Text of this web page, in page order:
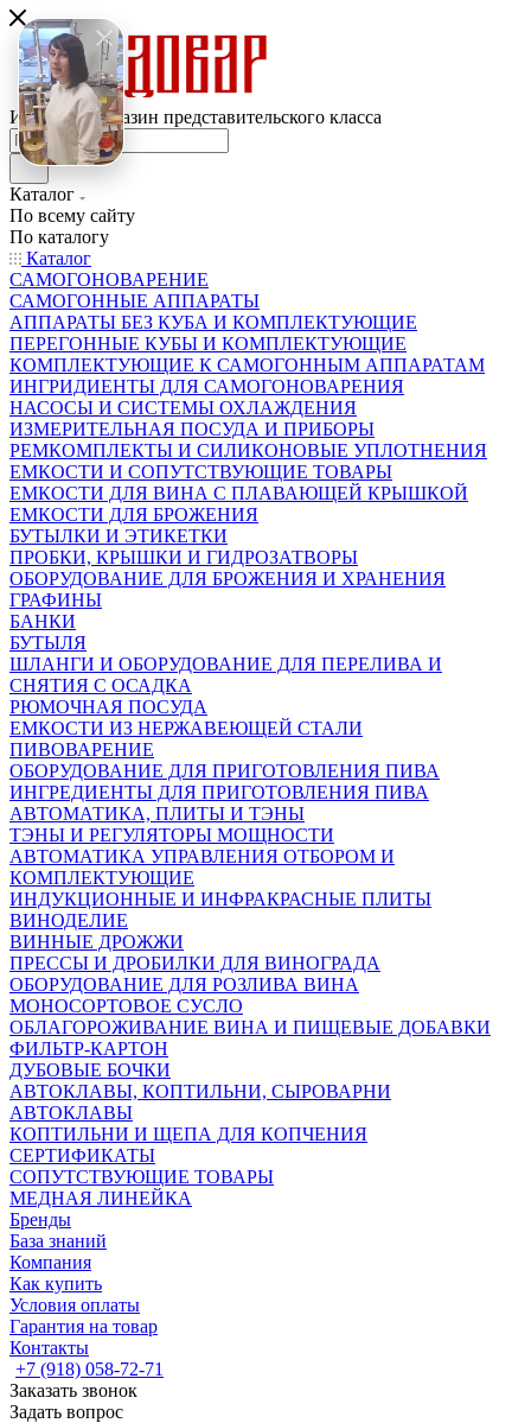
Интернет-магазин представительского класса
Каталог
По всему сайту
По каталогу
Каталог
САМОГОНОВАРЕНИЕ
САМОГОННЫЕ АППАРАТЫ
АППАРАТЫ БЕЗ КУБА И КОМПЛЕКТУЮЩИЕ
ПЕРЕГОННЫЕ КУБЫ И КОМПЛЕКТУЮЩИЕ
КОМПЛЕКТУЮЩИЕ К САМОГОННЫМ АППАРАТАМ
ИНГРИДИЕНТЫ ДЛЯ САМОГОНОВАРЕНИЯ
НАСОСЫ И СИСТЕМЫ ОХЛАЖДЕНИЯ
ИЗМЕРИТЕЛЬНАЯ ПОСУДА И ПРИБОРЫ
РЕМКОМПЛЕКТЫ И СИЛИКОНОВЫЕ УПЛОТНЕНИЯ
ЕМКОСТИ И СОПУТСТВУЮЩИЕ ТОВАРЫ
ЕМКОСТИ ДЛЯ ВИНА С ПЛАВАЮЩЕЙ КРЫШКОЙ
ЕМКОСТИ ДЛЯ БРОЖЕНИЯ
БУТЫЛКИ И ЭТИКЕТКИ
ПРОБКИ, КРЫШКИ И ГИДРОЗАТВОРЫ
ОБОРУДОВАНИЕ ДЛЯ БРОЖЕНИЯ И ХРАНЕНИЯ
ГРАФИНЫ
БАНКИ
БУТЫЛЯ
ШЛАНГИ И ОБОРУДОВАНИЕ ДЛЯ ПЕРЕЛИВА И
СНЯТИЯ С ОСАДКА
РЮМОЧНАЯ ПОСУДА
ЕМКОСТИ ИЗ НЕРЖАВЕЮЩЕЙ СТАЛИ
ПИВОВАРЕНИЕ
ОБОРУДОВАНИЕ ДЛЯ ПРИГОТОВЛЕНИЯ ПИВА
ИНГPЕДИЕНТЫ ДЛЯ ПРИГОТОВЛЕНИЯ ПИВА
АВТОМАТИКА, ПЛИТЫ И ТЭНЫ
ТЭНЫ И РЕГУЛЯТОРЫ МОЩНОСТИ
АВТОМАТИКА УПРАВЛЕНИЯ ОТБОРОМ И
КОМПЛЕКТУЮЩИЕ
ИНДУКЦИОННЫЕ И ИНФРАКРАСНЫЕ ПЛИТЫ
ВИНОДЕЛИЕ
ВИННЫЕ ДРОЖЖИ
ПРЕССЫ И ДРОБИЛКИ ДЛЯ ВИНОГРАДА
ОБОРУДОВАНИЕ ДЛЯ РОЗЛИВА ВИНА
МОНОСОРТОВОЕ СУСЛО
ОБЛАГОРОЖИВАНИЕ ВИНА И ПИЩЕВЫЕ ДОБАВКИ
ФИЛЬТР-КАРТОН
ДУБОВЫЕ БОЧКИ
АВТОКЛАВЫ, КОПТИЛЬНИ, СЫРОВАРНИ
АВТОКЛАВЫ
КОПТИЛЬНИ И ЩЕПА ДЛЯ КОПЧЕНИЯ
СЕРТИФИКАТЫ
СОПУТСТВУЮЩИЕ ТОВАРЫ
МЕДНАЯ ЛИНЕЙКА
Бренды
База знаний
Компания
Как купить
Условия оплаты
Гарантия на товар
Контакты
+7 (918) 058-72-71
Заказать звонок
Задать вопрос